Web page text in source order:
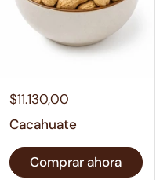
$11.130,00
Cacahuate
Comprar ahora